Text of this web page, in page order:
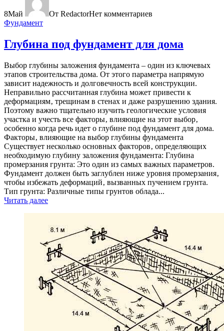
8Май От RedactorНет комментариев
Фундамент
Глубина под фундамент для дома
Выбор глубины заложения фундамента – один из ключевых
этапов строительства дома. От этого параметра напрямую
зависит надежность и долговечность всей конструкции.
Неправильно рассчитанная глубина может привести к
деформациям‚ трещинам в стенах и даже разрушению здания.
Поэтому важно тщательно изучить геологические условия
участка и учесть все факторы‚ влияющие на этот выбор‚
особенно когда речь идет о глубине под фундамент для дома.
Факторы‚ влияющие на выбор глубины фундамента
Существует несколько основных факторов‚ определяющих
необходимую глубину заложения фундамента: Глубина
промерзания грунта: Это один из самых важных параметров.
Фундамент должен быть заглублен ниже уровня промерзания‚
чтобы избежать деформаций‚ вызванных пучением грунта.
Тип грунта: Различные типы грунтов облада...
Читать далее